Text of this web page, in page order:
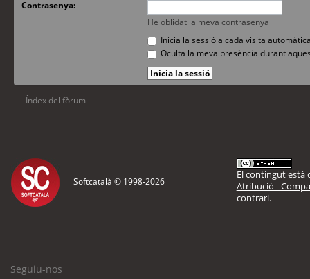
Contrasenya:
He oblidat la meva contrasenya
Inicia la sessió a cada visita
Oculta la meva presència durant
Índex del fòrum
Softcatalà © 1998-2026
El contingut està
Atribució -
contrari.
Seguiu-nos